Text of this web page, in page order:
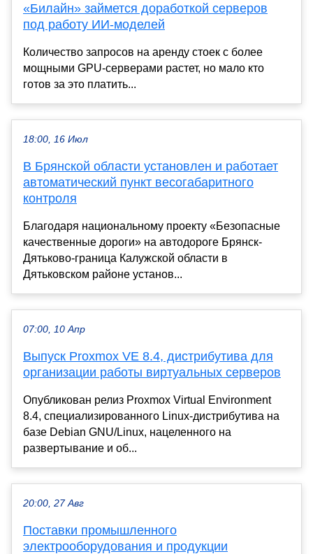
«Билайн» займется доработкой серверов
под работу ИИ-моделей
Количество запросов на аренду стоек с более
мощными GPU-серверами растет, но мало кто
готов за это платить...
18:00, 16 Июл
В Брянской области установлен и работает
автоматический пункт весогабаритного
контроля
Благодаря национальному проекту «Безопасные
качественные дороги» на автодороге Брянск-
Дятьково-граница Калужской области в
Дятьковском районе установ...
07:00, 10 Апр
Выпуск Proxmox VE 8.4, дистрибутива для
организации работы виртуальных серверов
Опубликован релиз Proxmox Virtual Environment
8.4, специализированного Linux-дистрибутива на
базе Debian GNU/Linux, нацеленного на
развертывание и об...
20:00, 27 Авг
Поставки промышленного
электрооборудования и продукции